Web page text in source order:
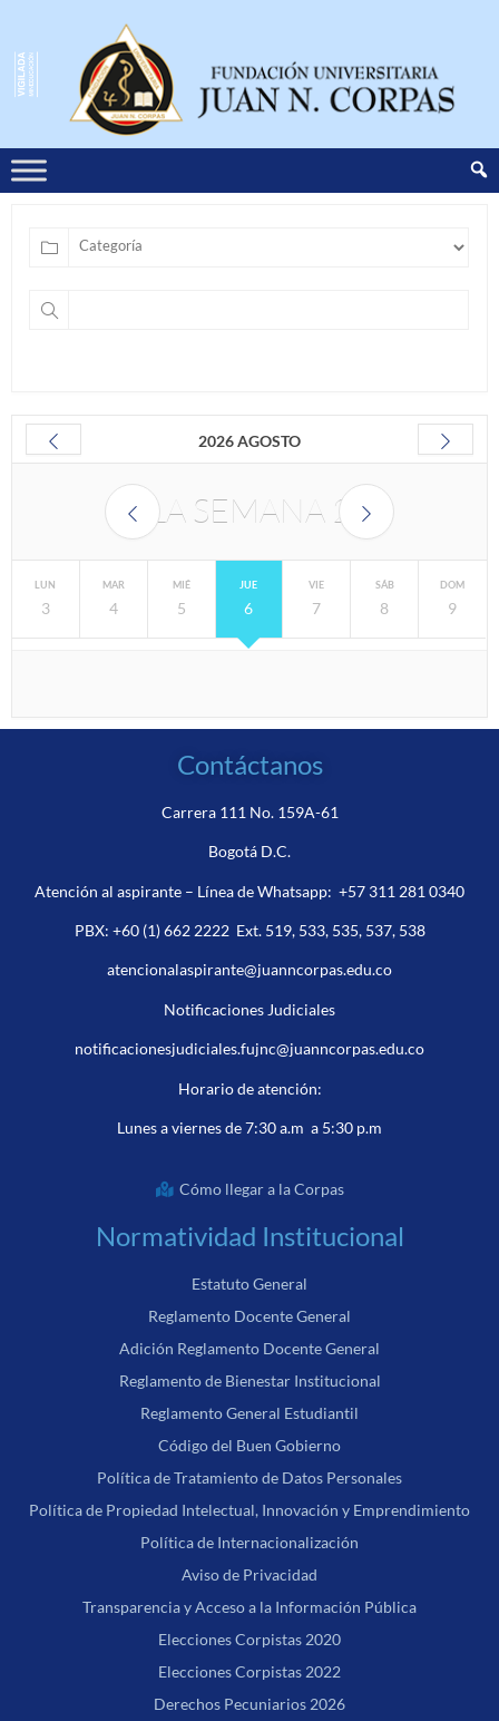
2026 AGOSTO
LA SEMANA 2
LUN
3
MAR
4
MIÉ
5
JUE
6
VIE
7
SÁB
8
DOM
9
Contáctanos
Carrera 111 No. 159A-61
Bogotá D.C.
Atención al aspirante – Línea de Whatsapp: +57 311 281 0340
PBX: +60 (1) 662 2222Ext. 519, 533, 535, 537, 538
atencionalaspirante@juanncorpas.edu.co
Notificaciones Judiciales
notificacionesjudiciales.fujnc@juanncorpas.edu.co
Horario de atención:
Lunes a viernes de 7:30 a.m a 5:30 p.m
Cómo llegar a la Corpas
Normatividad Institucional
Estatuto General
Reglamento Docente General
Adición Reglamento Docente General
Reglamento de Bienestar Institucional
Reglamento General Estudiantil
Código del Buen Gobierno
Política de Tratamiento de Datos Personales
Política de Propiedad Intelectual, Innovación y Emprendimiento
Política de Internacionalización
Aviso de Privacidad
Transparencia y Acceso a la Información Pública
Elecciones Corpistas 2020
Elecciones Corpistas 2022
Derechos Pecuniarios 2026